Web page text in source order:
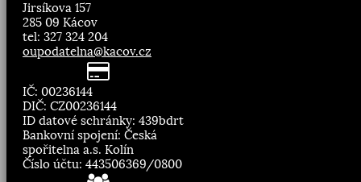
Jirsíkova 157
285 09 Kácov
tel: 327 324 204
oupodatelna@kacov.cz
IČ: 00236144
DIČ: CZ00236144
ID datové schránky: 439bdrt
Bankovní spojení: Česká
spořitelna a.s. Kolín
Číslo účtu: 443506369/0800